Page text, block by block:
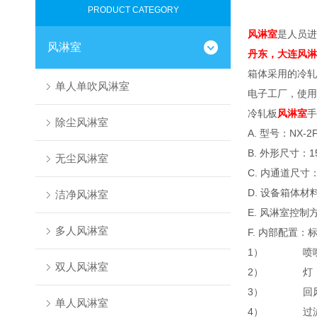
PRODUCT CATEGORY
风淋室
单人单吹风淋室
除尘风淋室
无尘风淋室
洁净风淋室
多人风淋室
双人风淋室
单人风淋室
风淋室是人员
丹东，大连风
箱体采用的冷
电子工厂，使
冷轧板 风淋室
A. 型号：NX-
B. 外形尺寸：
C. 内通道尺寸
D. 设备箱体材
E. 风淋室控制
F. 内部配置：
1）
喷
2）
灯
3）
回
4）
过